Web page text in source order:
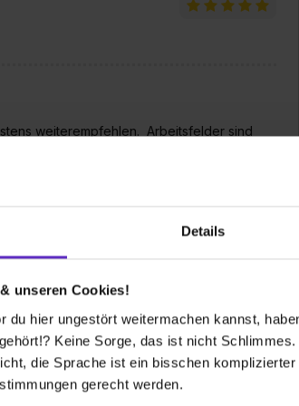
Details
unseren Cookies!
du hier ungestört weitermachen kannst,
Keine Sorge, das ist nicht
die Sprache ist ein bisschen
gerecht werden.
weiterempfehlen. Arbeitsfelder sind
wurde mir mit Beginn der Ausbildung zur
gut fand ich die technische
konnte und auch das Arbeiten im
Unterricht in einem
und Fähigkeiten kennen, die mich auf die
haben.
den kommuniktaiven Austausch unter
für eine vielseitige und zukunftssichere